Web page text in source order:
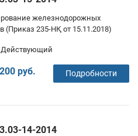
железнодорожных
(Приказ 235-НҚ от 15.11.2018)
Действующий
руб. Подробности
14-2014